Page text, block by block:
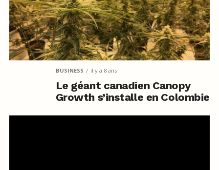
BUSINESS il y a 8 ans
Le géant canadien Canopy
Growth s’installe en Colombie